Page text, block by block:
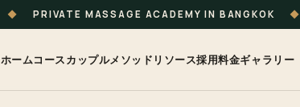
◆ PRIVATE MASSAGE ACADEMY IN BANGKOK ◆
ホームコースカップルメソッド リソース採用料金ギャラリー